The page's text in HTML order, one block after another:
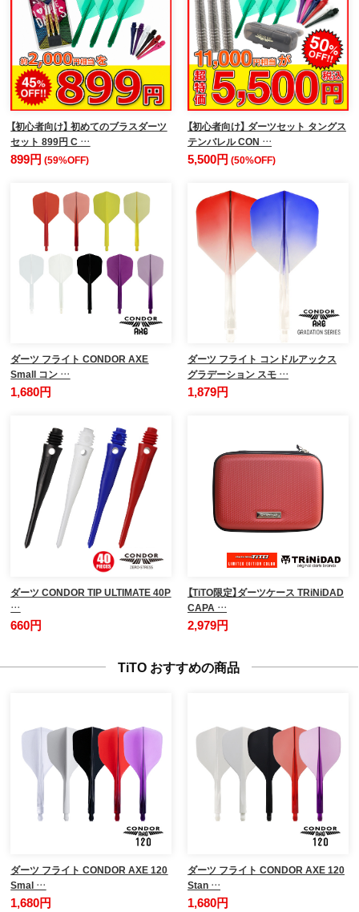
【初心者向け】 初めてのブラスダーツ
セット 899円 C …
899円(59%OFF)
【初心者向け】 ダーツセット タングス
テンバレル CON …
5,500円 (50%OFF)
ダーツ フライト CONDOR AXE
Small コン …
1,680円
ダーツ フライト コンドルアックス
グラデーション スモ …
1,879円
ダーツ CONDOR TIP ULTIMATE 40P
…
660円
【TiTO限定】ダーツケース TRiNiDAD
CAPA …
2,979円
TiTO おすすめの商品
ダーツ フライト CONDOR AXE 120
Smal …
1,680円
ダーツ フライト CONDOR AXE 120
Stan …
1,680円